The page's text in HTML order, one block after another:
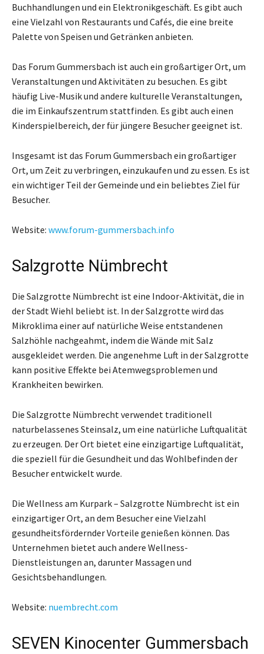
Buchhandlungen und ein Elektronikgeschäft. Es gibt auch
eine Vielzahl von Restaurants und Cafés, die eine breite
Palette von Speisen und Getränken anbieten.
Das Forum Gummersbach ist auch ein großartiger Ort, um
Veranstaltungen und Aktivitäten zu besuchen. Es gibt
häufig Live-Musik und andere kulturelle Veranstaltungen,
die im Einkaufszentrum stattfinden. Es gibt auch einen
Kinderspielbereich, der für jüngere Besucher geeignet ist.
Insgesamt ist das Forum Gummersbach ein großartiger
Ort, um Zeit zu verbringen, einzukaufen und zu essen. Es ist
ein wichtiger Teil der Gemeinde und ein beliebtes Ziel für
Besucher.
Website: www.forum-gummersbach.info
Salzgrotte Nümbrecht
Die Salzgrotte Nümbrecht ist eine Indoor-Aktivität, die in
der Stadt Wiehl beliebt ist. In der Salzgrotte wird das
Mikroklima einer auf natürliche Weise entstandenen
Salzhöhle nachgeahmt, indem die Wände mit Salz
ausgekleidet werden. Die angenehme Luft in der Salzgrotte
kann positive Effekte bei Atemwegsproblemen und
Krankheiten bewirken.
Die Salzgrotte Nümbrecht verwendet traditionell
naturbelassenes Steinsalz, um eine natürliche Luftqualität
zu erzeugen. Der Ort bietet eine einzigartige Luftqualität,
die speziell für die Gesundheit und das Wohlbefinden der
Besucher entwickelt wurde.
Die Wellness am Kurpark – Salzgrotte Nümbrecht ist ein
einzigartiger Ort, an dem Besucher eine Vielzahl
gesundheitsfördernder Vorteile genießen können. Das
Unternehmen bietet auch andere Wellness-
Dienstleistungen an, darunter Massagen und
Gesichtsbehandlungen.
Website: nuembrecht.com
SEVEN Kinocenter Gummersbach